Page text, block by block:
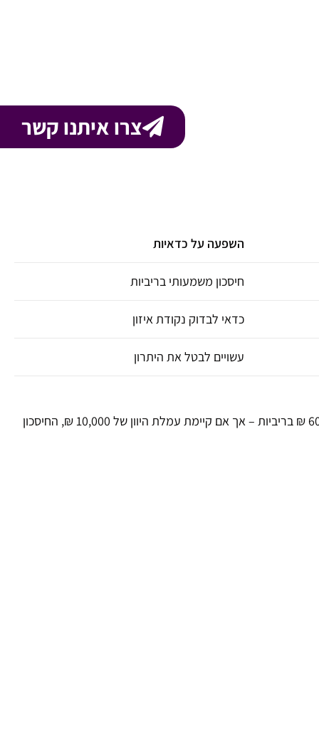
צרו איתנו קשר
השפעה על כדאיות
חיסכון משמעותי בריביות
כדאי לבדוק נקודת איזון
עשויים לבטל את היתרון
לווה עם משכנתא של 800,000 ₪ בריבית 4.5% לשנת 2015, אם יסלק את ההלוואה אחרי 10 שנים, עשוי לחסוך כ־60,000 ₪ בריביות – אך אם קיימת עמלת היוון של 10,000 ₪, החיסכון